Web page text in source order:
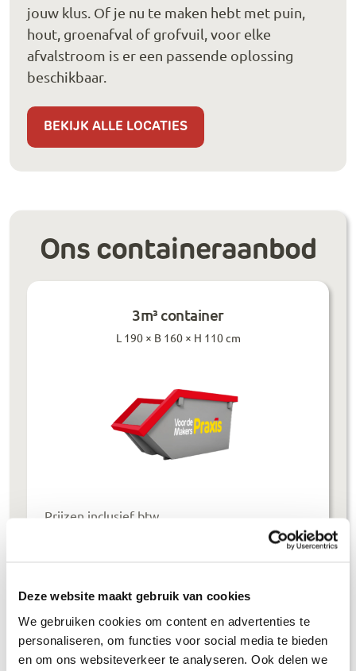
Deze website maakt gebruik van cookies
We gebruiken cookies om content en advertenties te
personaliseren, om functies voor social media te bieden
en om ons websiteverkeer te analyseren. Ook delen we
jouw klus. Of je nu te maken hebt met puin,
hout, groenafval of grofvuil, voor elke
afvalstroom is er een passende oplossing
beschikbaar.
BEKIJK ALLE LOCATIES
Ons containeraanbod
3m³ container
L 190 × B 160 × H 110 cm
Prijzen inclusief btw
Puinafval
Houtafval €199 ,-
Groenafval €194,-